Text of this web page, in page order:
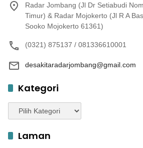
Radar Jombang (Jl Dr Setiabudi
Timur) & Radar Mojokerto (Jl R A
Sooko Mojokerto 61361)
(0321) 875137 / 081336610001
desakitaradarjombang@gmail.com
Kategori
Kategori
Laman